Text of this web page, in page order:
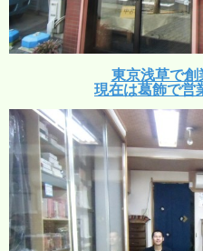
東京浅草で創
現在は葛飾で営